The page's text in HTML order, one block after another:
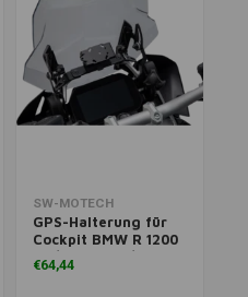
Zum Warenkorb hinzufügen
SW-MOTECH
GPS-Halterung für
Cockpit BMW R 1200
GS/A ('13-'18)/R 1250
GS/A ('19-'22) |
€64,44